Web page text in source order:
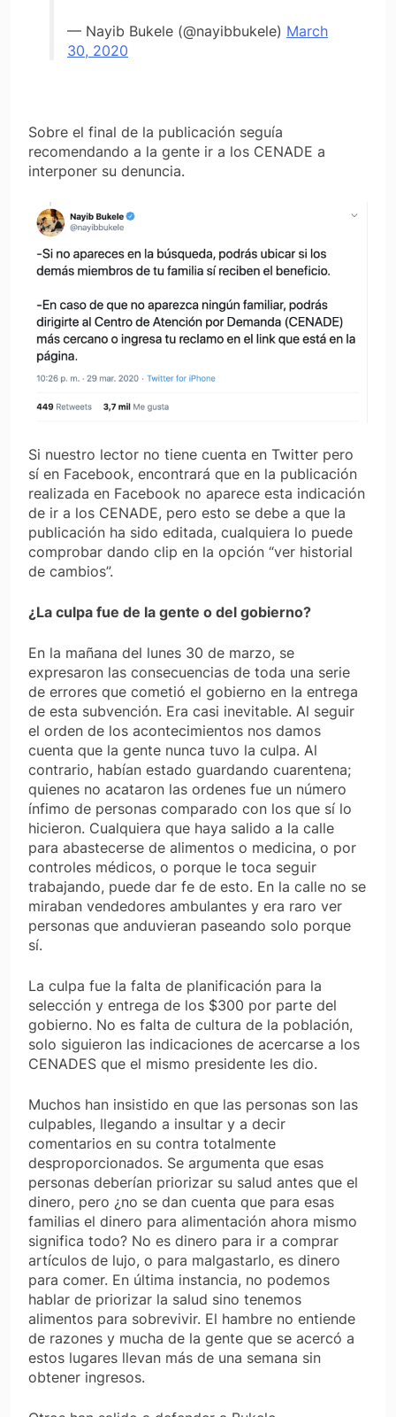
— Nayib Bukele (@nayibbukele) March
30, 2020
Sobre el final de la publicación seguía
recomendando a la gente ir a los CENADE a
interponer su denuncia.
Si nuestro lector no tiene cuenta en Twitter pero
sí en Facebook, encontrará que en la publicación
realizada en Facebook no aparece esta indicación
de ir a los CENADE, pero esto se debe a que la
publicación ha sido editada, cualquiera lo puede
comprobar dando clip en la opción “ver historial
de cambios”.
¿La culpa fue de la gente o del gobierno?
En la mañana del lunes 30 de marzo, se
expresaron las consecuencias de toda una serie
de errores que cometió el gobierno en la entrega
de esta subvención. Era casi inevitable. Al seguir
el orden de los acontecimientos nos damos
cuenta que la gente nunca tuvo la culpa. Al
contrario, habían estado guardando cuarentena;
quienes no acataron las ordenes fue un número
ínfimo de personas comparado con los que sí lo
hicieron. Cualquiera que haya salido a la calle
para abastecerse de alimentos o medicina, o por
controles médicos, o porque le toca seguir
trabajando, puede dar fe de esto. En la calle no se
miraban vendedores ambulantes y era raro ver
personas que anduvieran paseando solo porque
sí.
La culpa fue la falta de planificación para la
selección y entrega de los $300 por parte del
gobierno. No es falta de cultura de la población,
solo siguieron las indicaciones de acercarse a los
CENADES que el mismo presidente les dio.
Muchos han insistido en que las personas son las
culpables, llegando a insultar y a decir
comentarios en su contra totalmente
desproporcionados. Se argumenta que esas
personas deberían priorizar su salud antes que el
dinero, pero ¿no se dan cuenta que para esas
familias el dinero para alimentación ahora mismo
significa todo? No es dinero para ir a comprar
artículos de lujo, o para malgastarlo, es dinero
para comer. En última instancia, no podemos
hablar de priorizar la salud sino tenemos
alimentos para sobrevivir. El hambre no entiende
de razones y mucha de la gente que se acercó a
estos lugares llevan más de una semana sin
obtener ingresos.